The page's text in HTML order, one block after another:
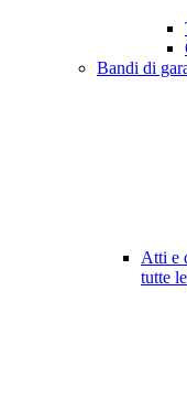
Bandi di
Atti e
tutte